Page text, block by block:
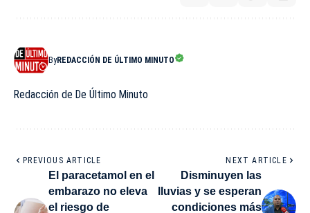
ByREDACCIÓN DE ÚLTIMO MINUTO
Redacción de De Último Minuto
PREVIOUS ARTICLE
El paracetamol en el
embarazo no eleva
el riesgo de
NEXT ARTICLE
Disminuyen las
lluvias y se esperan
condiciones más